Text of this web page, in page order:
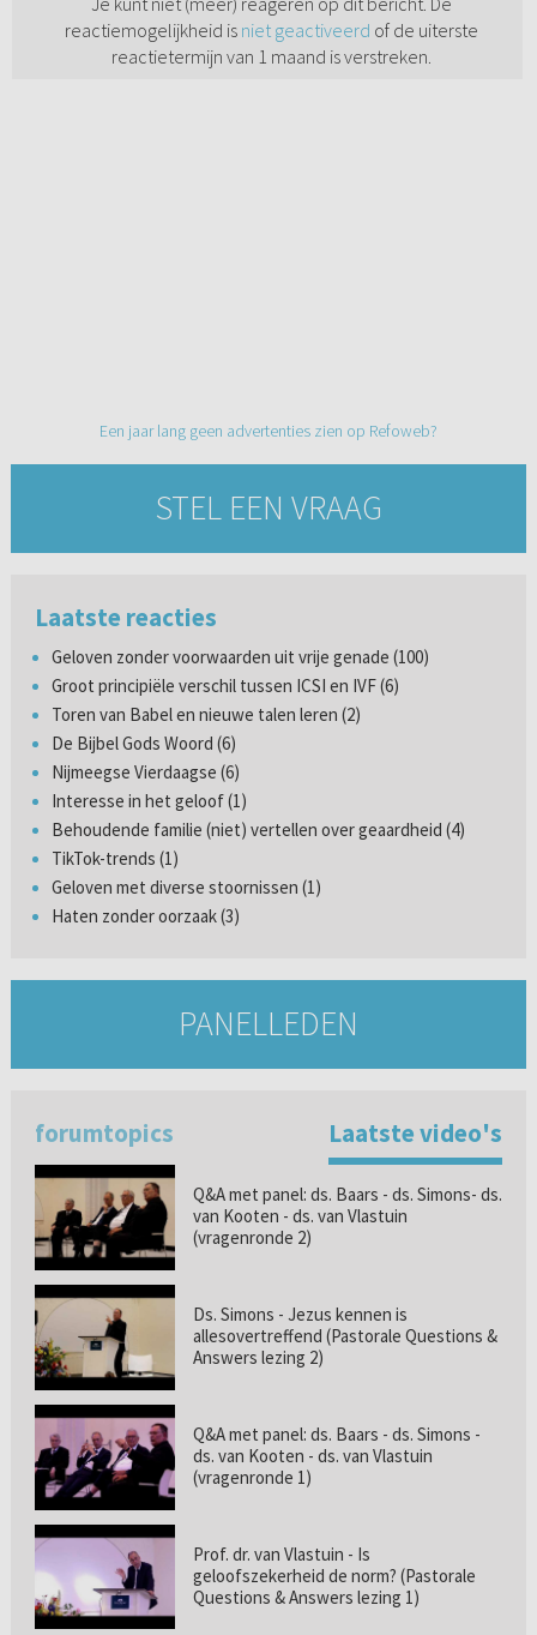
reactiemogelijkheid is niet geactiveerd of de uiterste
reactietermijn van 1 maand is verstreken.
Een jaar lang geen advertenties zien op Refoweb?
STEL EEN VRAAG
Laatste reacties
Geloven zonder voorwaarden uit vrije genade (100)
Groot principiële verschil tussen ICSI en IVF (6)
Toren van Babel en nieuwe talen leren (2)
De Bijbel Gods Woord (6)
Nijmeegse Vierdaagse (6)
Interesse in het geloof (1)
Behoudende familie (niet) vertellen over geaardheid (4)
TikTok-trends (1)
Geloven met diverse stoornissen (1)
Haten zonder oorzaak (3)
PANELLEDEN
forumtopics Laatste video's
Q&A met panel: ds. Baars - ds. Simons- ds.
van Kooten - ds. van Vlastuin
(vragenronde 2)
Ds. Simons - Jezus kennen is
allesovertreffend (Pastorale Questions &
Answers lezing 2)
Q&A met panel: ds. Baars - ds. Simons -
ds. van Kooten - ds. van Vlastuin
(vragenronde 1)
Prof. dr. van Vlastuin - Is
geloofszekerheid de norm? (Pastorale
Questions & Answers lezing 1)